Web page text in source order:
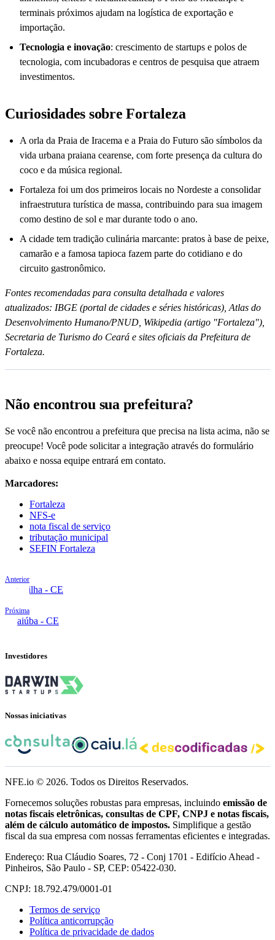
terminais próximos ajudam na logística de exportação e
importação.
Tecnologia e inovação: crescimento de startups e polos de
tecnologia, com incubadoras e centros de pesquisa que atraem
investimentos.
Curiosidades sobre Fortaleza
A orla da Praia de Iracema e a Praia do Futuro são símbolos da
vida urbana praiana cearense, com forte presença da cultura do
coco e da música regional.
Fortaleza foi um dos primeiros locais no Nordeste a consolidar
infraestrutura turística de massa, contribuindo para sua imagem
como destino de sol e mar durante todo o ano.
A cidade tem tradição culinária marcante: pratos à base de peixe,
camarão e a famosa tapioca fazem parte do cotidiano e do
circuito gastronômico.
Fontes recomendadas para consulta detalhada e valores
atualizados: IBGE (portal de cidades e séries históricas), Atlas do
Desenvolvimento Humano/PNUD, Wikipedia (artigo "Fortaleza"),
Secretaria de Turismo do Ceará e sites oficiais da Prefeitura de
Fortaleza.
Não encontrou sua prefeitura?
Se você não encontrou a prefeitura que precisa na lista acima, não se
preocupe! Você pode solicitar a integração através do formulário
abaixo e nossa equipe entrará em contato.
Marcadores:
Fortaleza
NFS-e
nota fiscal de serviço
tributação municipal
SEFIN Fortaleza
Anterior
Forquilha - CE
Próxima
Guaiúba - CE
Investidores
Nossas iniciativas
NFE.io © 2026. Todos os Direitos Reservados.
Fornecemos soluções robustas para empresas, incluindo emissão de
notas fiscais eletrônicas, consultas de CPF, CNPJ e notas fiscais,
além de cálculo automático de impostos. Simplifique a gestão
fiscal da sua empresa com nossas ferramentas eficientes e integradas.
Endereço: Rua Cláudio Soares, 72 - Conj 1701 - Edifício Ahead -
Pinheiros, São Paulo - SP, CEP: 05422-030.
CNPJ: 18.792.479/0001-01
Termos de serviço
Política anticorrupção
Política de privacidade de dados